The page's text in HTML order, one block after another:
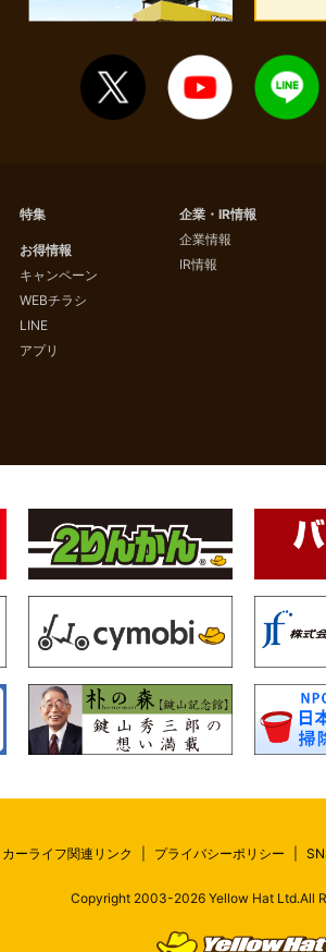
特集
お得情報
キャンペーン
WEBチラシ
LINE
アプリ
企業・IR情報
企業情報
IR情報
カーライフ関連リンク プライバシーポリシー
Copyright 2003-2026Yellow Hat Ltd.All